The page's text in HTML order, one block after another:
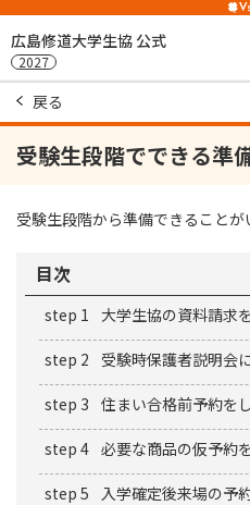
広島修道大学生協 公式
2027
戻る
受験生段階でできる準
受験生段階から準備できること
目次
step 1 大学生協の資料請求
step 2 受験時保護者説明会
step 3 住まい合格前予約を
step 4 必要な商品の仮予約
step 5 入学確定後来場の予